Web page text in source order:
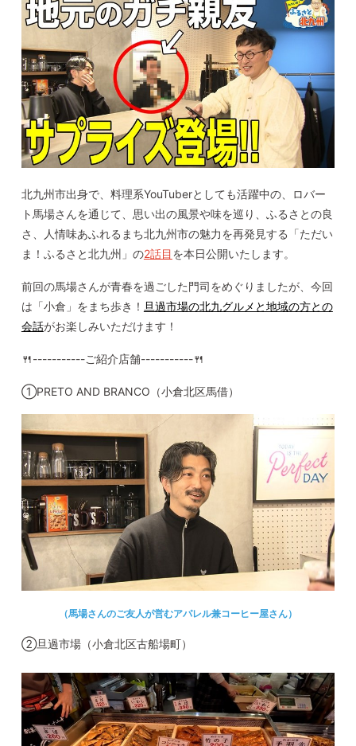
北九州市出身で、料理系YouTuberとしても活躍中の、ロバー
ト馬場さんを通じて、思い出の風景や味を巡り、ふるさとの良
さ、人情味あふれるまち北九州市の魅力を再発見する「ただい
ま！ふるさと北九州」の2話目を本日公開いたします。
前回の馬場さんが青春を過ごした門司をめぐりましたが、今回
は「小倉」をまち歩き！ 旦過市場の北九グルメと地域の方との
会話がお楽しみいただけます！
🍴-----------ご紹介店舗-----------🍴
①PRETO AND BRANCO（小倉北区馬借）
（馬場さんのご友人が営むアパレル兼コーヒー屋さん）
②旦過市場（小倉北区古船場町）